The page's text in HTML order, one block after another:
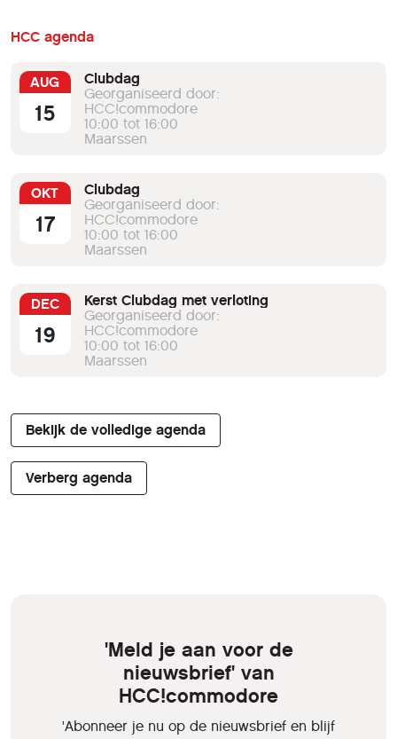
HCC agenda
AUG
15
Clubdag
Georganiseerd door:
HCC!commodore
10:00 tot 16:00
Maarssen
OKT
17
Clubdag
Georganiseerd door:
HCC!commodore
10:00 tot 16:00
Maarssen
DEC
19
Kerst Clubdag met verloting
Georganiseerd door:
HCC!commodore
10:00 tot 16:00
Maarssen
Bekijk de volledige agenda
Verberg agenda
'Meld je aan voor de
nieuwsbrief' van
HCC!commodore
'Abonneer je nu op de nieuwsbrief en blijf